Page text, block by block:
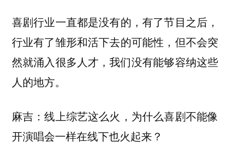
喜剧行业一直都是没有的，有了节目之后，
行业有了雏形和活下去的可能性，但不会突
然就涌入很多人才，我们没有能够容纳这些
人的地方。
麻吉：线上综艺这么火，为什么喜剧不能像
开演唱会一样在线下也火起来？